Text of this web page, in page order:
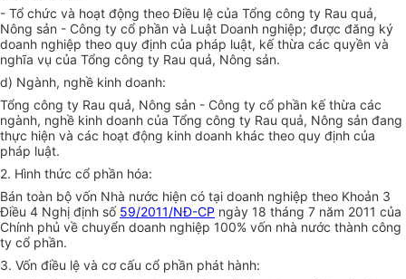
- Tổ chức và hoạt động theo Điều lệ của Tổng công ty Rau quả,
Nông sản - Công ty cổ phần và Luật Doanh nghiệp; được đăng ký
doanh nghiệp theo quy định của pháp luật, kế thừa các quyền và
nghĩa vụ của Tổng công ty Rau quả, Nông sản.
d) Ngành, nghề kinh doanh:
Tổng công ty Rau quả, Nông sản - Công ty cổ phần kế thừa các
ngành, nghề kinh doanh của Tổng công ty Rau quả, Nông sản đang
thực hiện và các hoạt động kinh doanh khác theo quy định của
pháp luật.
2. Hình thức cổ phần hóa:
Bán toàn bộ vốn Nhà nước hiện có tại doanh nghiệp theo Khoản 3
Điều 4 Nghị định số 59/2011/NĐ-CP ngày 18 tháng 7 năm 2011 của
Chính phủ về chuyển doanh nghiệp 100% vốn nhà nước thành công
ty cổ phần.
3. Vốn điều lệ và cơ cấu cổ phần phát hành: